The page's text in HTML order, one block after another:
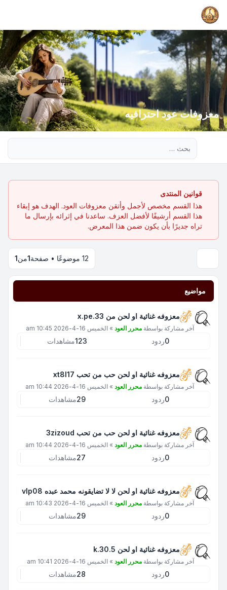
معزوفات عود احترافيه
قوانين المنتدى
هذا القسم مخصص لأجمل وأتقن معزوفات العود. الهدف هو إبقاء
هذا القسم أرشيفًا لأفضل العزف. ساعدنا في إثرائه بإرسال ما
تراه جديرًا بأن يكون ضمن هذا المعرض.
12 موضوعًا • صفحة 1من1
مواضيع
معزوفه غنائية او لحن من x.pe.33
آخر مشاركة بواسطة محرر العود » الخميس 16-4-2026 10:45 am
0ردود 123مشاهدات
معزوفه غنائية او لحن حب من تحب xt8l17
آخر مشاركة بواسطة محرر العود » الخميس 16-4-2026 10:44 am
0ردود 29مشاهدات
معزوفه غنائية او لحن حب من تحب 3zizoud
آخر مشاركة بواسطة محرر العود » الخميس 16-4-2026 10:44 am
0ردود 27مشاهدات
معزوفه غنائية او لحن لا لا تضايقونه محمد عبده vlp08
آخر مشاركة بواسطة محرر العود » الخميس 16-4-2026 10:43 am
0ردود 29مشاهدات
معزوفه غنائية او لحن k.30.5
آخر مشاركة بواسطة محرر العود » الخميس 16-4-2026 10:41 am
0ردود 28مشاهدات